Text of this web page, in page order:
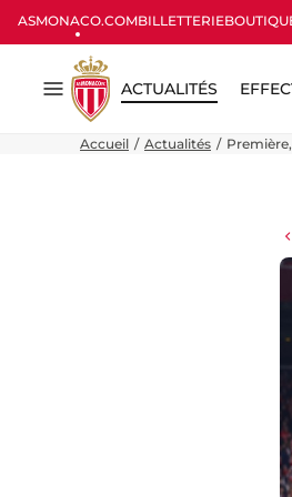
ASMONACO.COMBILLETTERIE
Menu
ACTUALITÉS
Accueil Actualités